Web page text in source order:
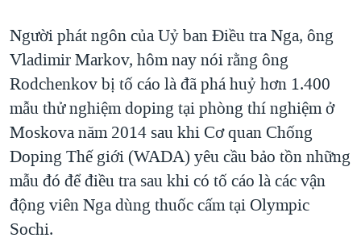
Người phát ngôn của Uỷ ban Điều tra Nga, ông
Vladimir Markov, hôm nay nói rằng ông
Rodchenkov bị tố cáo là đã phá huỷ hơn 1.400
mẫu thử nghiệm doping tại phòng thí nghiệm ở
Moskova năm 2014 sau khi Cơ quan Chống
Doping Thế giới (WADA) yêu cầu bảo tồn những
mẫu đó để điều tra sau khi có tố cáo là các vận
động viên Nga dùng thuốc cấm tại Olympic
Sochi.